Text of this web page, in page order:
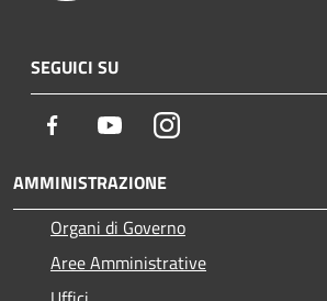
SEGUICI SU
Facebook YoutubeInstagram
AMMINISTRAZIONE
Organi di Governo
Aree Amministrative